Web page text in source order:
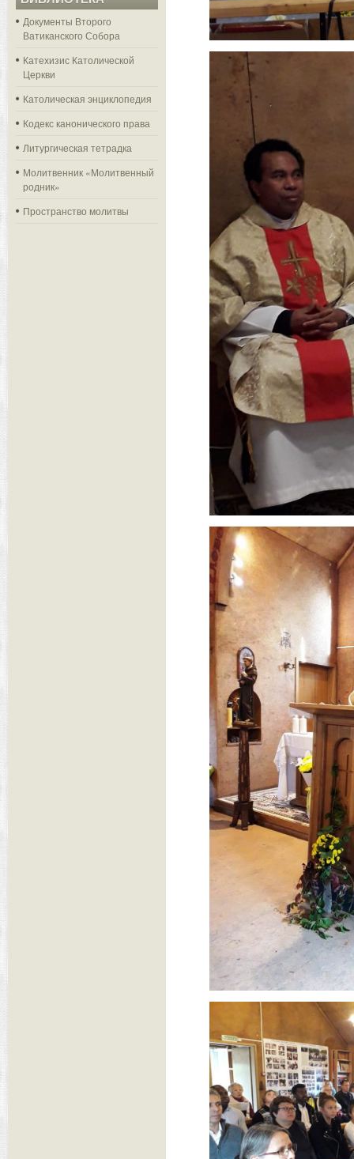
Документы Второго
Ватиканского Собора
Катехизис Католической
Церкви
Католическая энциклопедия
Кодекс канонического права
Литургическая тетрадка
Молитвенник «Молитвенный
родник»
Пространство молитвы